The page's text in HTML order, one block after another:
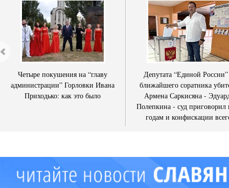
Четыре покушения на “главу
администрации” Горловки Ивана
Приходько: как это было
Депутата “Единой
ближайшего соратника
Армена Саркисяна -
Полепкина - суд приговорил
годам и конфискации